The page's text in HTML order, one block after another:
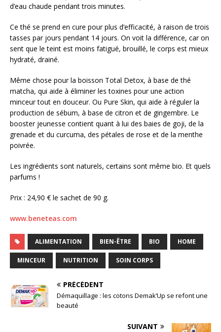
d’eau chaude pendant trois minutes.
Ce thé se prend en cure pour plus d’efficacité, à raison de trois
tasses par jours pendant 14 jours. On voit la différence, car on
sent que le teint est moins fatigué, brouillé, le corps est mieux
hydraté, drainé.
Même chose pour la boisson Total Detox, à base de thé
matcha, qui aide à éliminer les toxines pour une action
minceur tout en douceur. Ou Pure Skin, qui aide à réguler la
production de sébum, à base de citron et de gingembre. Le
booster jeunesse contient quant à lui des baies de goji, de la
grenade et du curcuma, des pétales de rose et de la menthe
poivrée.
Les ingrédients sont naturels, certains sont même bio. Et quels
parfums !
Prix : 24,90 € le sachet de 90 g.
www.beneteas.com
ALIMENTATION BIEN-ÊTRE BIO HOME
MINCEUR NUTRITION SOIN CORPS
PRÉCÉDENT
Démaquillage : les cotons Demak’Up se refont une
beauté
SUIVANT